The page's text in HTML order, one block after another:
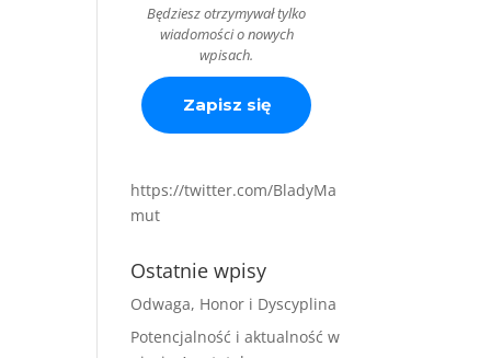
Będziesz otrzymywał tylko
wiadomości o nowych
wpisach.
https://twitter.com/BladyMa
mut
Ostatnie wpisy
Odwaga, Honor i Dyscyplina
Potencjalność i aktualność w